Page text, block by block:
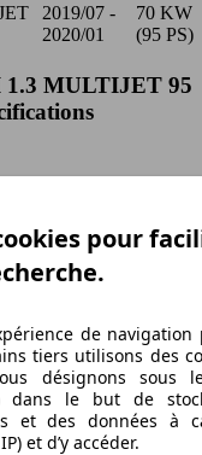
2019/07 -
2020/01
70 KW
(95 PS)
MULTIJET 95
pour
de navigation
tiers utilisons des
désignons sous
dans le but de
et des données à
et d’y accéder.